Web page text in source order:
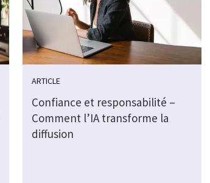
ARTICLE
Confiance et responsabilité –
Comment l’IA transforme la
diffusion